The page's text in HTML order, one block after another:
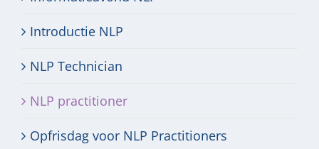
Introductie NLP
NLP Technician
NLP practitioner
Opfrisdag voor NLP Practitioners